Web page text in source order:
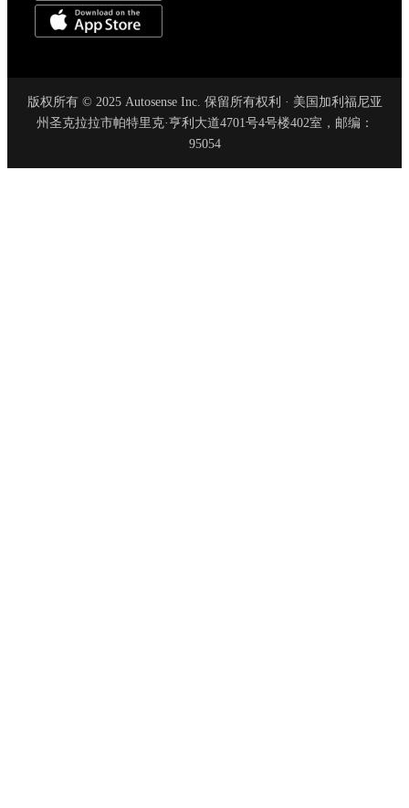
版权所有 © 2025 Autosense Inc. 保留所有权利 · 美国加利福尼亚
州圣克拉拉市帕特里克·亨利大道4701号4号楼402室，邮编：
95054